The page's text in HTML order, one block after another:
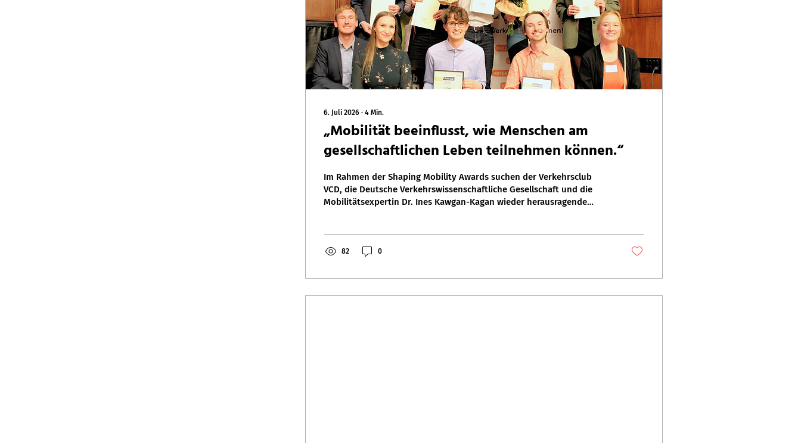
6. Juli 2026 ∙ 4 Min.
„Mobilität beeinflusst, wie Menschen am
gesellschaftlichen Leben teilnehmen können.“
Im Rahmen der Shaping Mobility Awards suchen der Verkehrsclub
VCD, die Deutsche Verkehrswissenschaftliche Gesellschaft und die
Mobilitätsexpertin Dr. Ines Kawgan-Kagan wieder herausragende
82 0